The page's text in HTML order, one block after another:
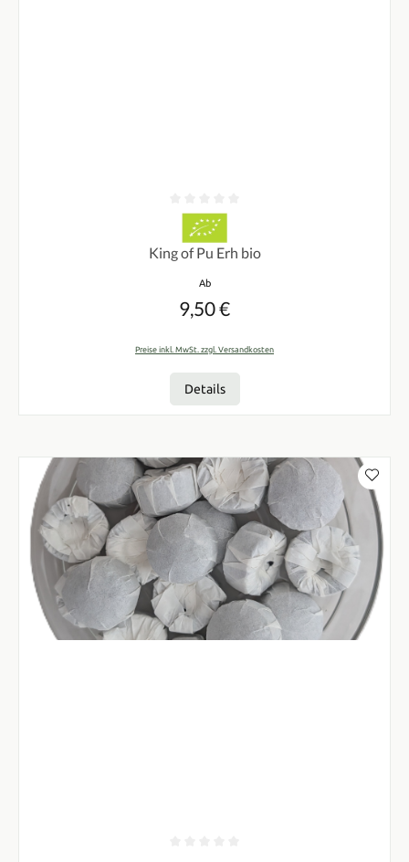
Durchschnittliche Bewertung von 0 von 5 Sternen
King of Pu Erh bio
Regulärer Preis:
Ab
9,50 €
Preise inkl. MwSt. zzgl. Versandkosten
Details